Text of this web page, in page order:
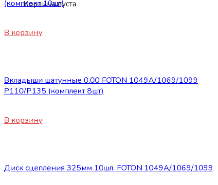
Корзина пуста.
(комплект 10шт)
В корзину
Вкладыши шатунные 0.00 FOTON 1049А/1069/1099
P110/P135 (комплект 8шт)
В корзину
Диск сцепления 325мм 10шл. FOTON 1049A/1069/1099